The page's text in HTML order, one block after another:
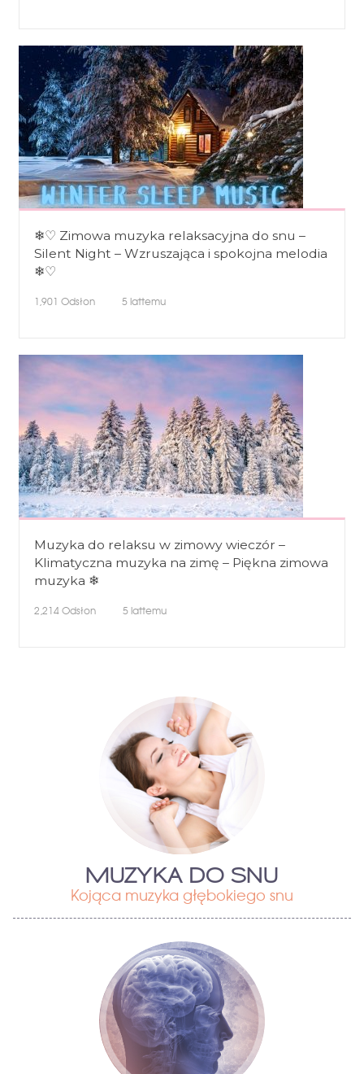
❄♡ Zimowa muzyka relaksacyjna do snu –
Silent Night – Wzruszająca i spokojna melodia
❄♡
1,901 Odsłon 5 lattemu
Muzyka do relaksu w zimowy wieczór –
Klimatyczna muzyka na zimę – Piękna zimowa
muzyka ❄
2,214Odsłon 5 lattemu
MUZYKA DO SNU
Kojąca muzyka głębokiego snu